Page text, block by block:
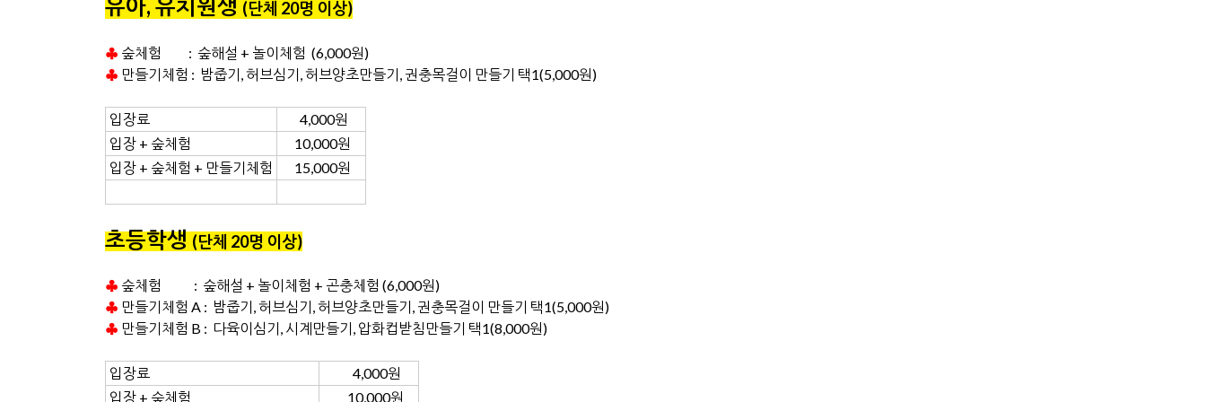
유아, 유치원생 (단체 20명 이상)
♣ 숲체험 : 숲해설 + 놀이체험 (6,000원)
♣ 만들기체험 : 밤줍기, 허브심기, 허브양초만들기, 권충목걸이 만들기 택1(5,000원)
입장료
4,000원
입장 + 숲체험
10,000원
입장 + 숲체험 + 만들기체험
15,000원
초등학생(단체 20명 이상)
♣ 숲체험 : 숲해설 + 놀이체험 + 곤충체험 (6,000원)
♣ 만들기체험 A : 밤줍기, 허브심기, 허브양초만들기, 권충목걸이 만들기 택1(5,000원)
♣ 만들기체험 B : 다육이심기, 시계만들기, 압화컵받침만들기 택1(8 ,000원)
입장료
4,000원
입장 + 숲체험
10,000원